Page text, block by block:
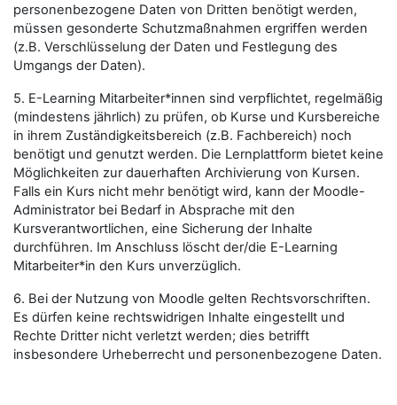
personenbezogene Daten von Dritten benötigt werden,
müssen gesonderte Schutzmaßnahmen ergriffen werden
(z.B. Verschlüsselung der Daten und Festlegung des
Umgangs der Daten).
5. E-Learning Mitarbeiter*innen sind verpflichtet, regelmäßig
(mindestens jährlich) zu prüfen, ob Kurse und Kursbereiche
in ihrem Zuständigkeitsbereich (z.B. Fachbereich) noch
benötigt und genutzt werden. Die Lernplattform bietet keine
Möglichkeiten zur dauerhaften Archivierung von Kursen.
Falls ein Kurs nicht mehr benötigt wird, kann der Moodle-
Administrator bei Bedarf in Absprache mit den
Kursverantwortlichen, eine Sicherung der Inhalte
durchführen. Im Anschluss löscht der/die E-Learning
Mitarbeiter*in den Kurs unverzüglich.
6. Bei der Nutzung von Moodle gelten Rechtsvorschriften.
Es dürfen keine rechtswidrigen Inhalte eingestellt und
Rechte Dritter nicht verletzt werden; dies betrifft
insbesondere Urheberrecht und personenbezogene Daten.